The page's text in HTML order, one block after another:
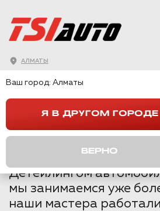
АЛМАТЫ
ХИМЧИСТКА TOYOTA VENZA В
ХИМЧИСТКА
VENZA В
Детейлингом
мы занимаемся уже
наши мастера
Ваш город: Алматы
Я В ДРУГОМ ГОРОДЕ
ВЕРНО